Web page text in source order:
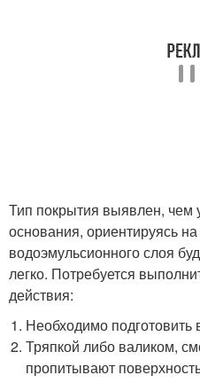
Тип покрытия выявлен, чем
основания, ориентируясь
водоэмульсионного слоя
легко. Потребуется
действия:
Необходимо подготовить
Тряпкой либо валиком,
пропитывают